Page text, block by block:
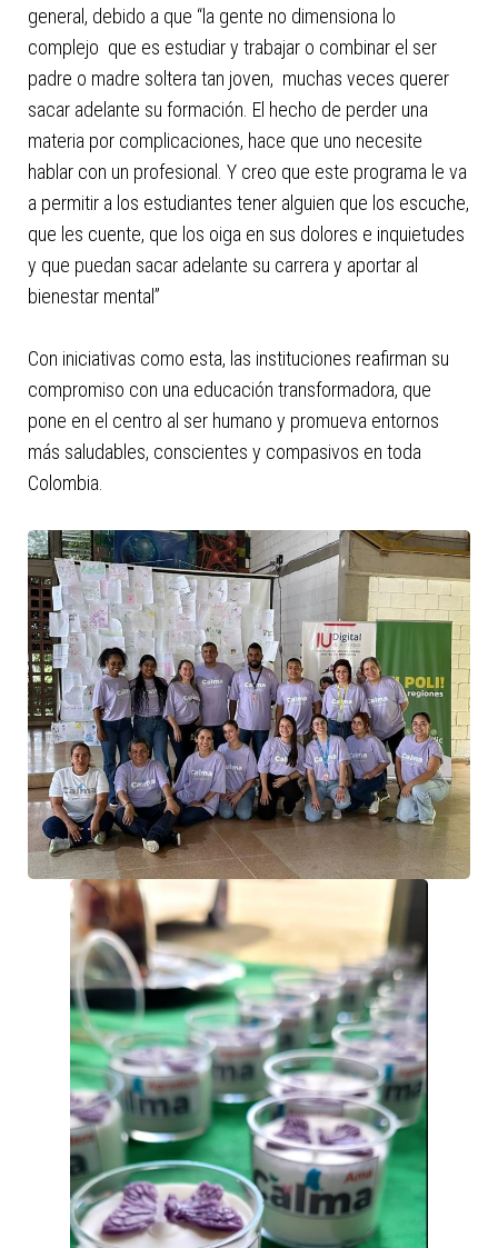
general, debido a que “la gente no dimensiona lo
complejo que es estudiar y trabajar o combinar el ser
padre o madre soltera tan joven, muchas veces querer
sacar adelante su formación. El hecho de perder una
materia por complicaciones, hace que uno necesite
hablar con un profesional. Y creo que este programa le va
a permitir a los estudiantes tener alguien que los escuche,
que les cuente, que los oiga en sus dolores e inquietudes
y que puedan sacar adelante su carrera y aportar al
bienestar mental”
Con iniciativas como esta, las instituciones reafirman su
compromiso con una educación transformadora, que
pone en el centro al ser humano y promueva entornos
más saludables, conscientes y compasivos en toda
Colombia.